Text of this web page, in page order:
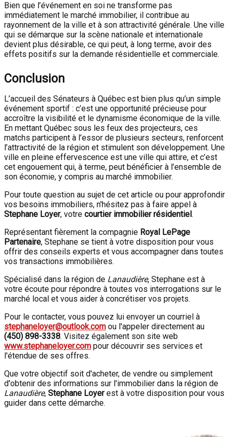
Bien que l’événement en soi ne transforme pas
immédiatement le marché immobilier, il contribue au
rayonnement de la ville et à son attractivité générale. Une ville
qui se démarque sur la scène nationale et internationale
devient plus désirable, ce qui peut, à long terme, avoir des
effets positifs sur la demande résidentielle et commerciale.
Conclusion
L’accueil des Sénateurs à Québec est bien plus qu’un simple
événement sportif : c’est une opportunité précieuse pour
accroître la visibilité et le dynamisme économique de la ville.
En mettant Québec sous les feux des projecteurs, ces
matchs participent à l’essor de plusieurs secteurs, renforcent
l’attractivité de la région et stimulent son développement. Une
ville en pleine effervescence est une ville qui attire, et c’est
cet engouement qui, à terme, peut bénéficier à l’ensemble de
son économie, y compris au marché immobilier.
Pour toute question au sujet de cet article ou pour approfondir
vos besoins immobiliers, n'hésitez pas à faire appel à
Stephane Loyer, votre courtier immobilier résidentiel.
Représentant fièrement la compagnie Royal LePage
Partenaire, Stephane se tient à votre disposition pour vous
offrir des conseils experts et vous accompagner dans toutes
vos transactions immobilières.
Spécialisé dans la région de Lanaudière, Stephane est à
votre écoute pour répondre à toutes vos interrogations sur le
marché local et vous aider à concrétiser vos projets.
Pour le contacter, vous pouvez lui envoyer un courriel à
stephaneloyer@outlook.com ou l'appeler directement au
(450) 898-3338. Visitez également son site web
www.stephaneloyer.com pour découvrir ses services et
l'étendue de ses offres.
Que votre objectif soit d'acheter, de vendre ou simplement
d'obtenir des informations sur l'immobilier dans la région de
Lanaudière, Stephane Loyerest à votre disposition pour vous
guider dans cette démarche.